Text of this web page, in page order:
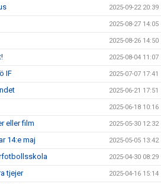
2025-09-22 20:39
2025-08-27 14:05
2025-08-26 14:50
2025-08-04 11:07
IF 2025-07-07 17:41
2025-06-21 17:51
2025-06-18 10:16
eller film 2025-05-30 12:32
14:e maj 2025-05-05 13:42
2025-04-30 08:29
tjejer 2025-04-16 15:14